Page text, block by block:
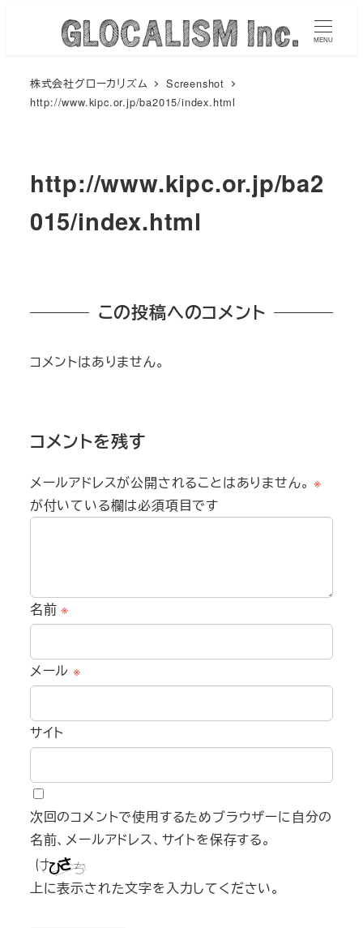
MENU
株式会社グローカリズム
Screenshot
http://www.kipc.or.jp/ba2015/index.html
http://www.kipc.or.jp/ba2
015/index.html
この投稿へのコメント
コメントはありません。
コメントを残す
メールアドレスが公開されることはありません。 ※
が付いている欄は必須項目です
名前※
メール ※
サイト
次回のコメントで使用するためブラウザーに自分の
名前、メールアドレス、サイトを保存する。
上に表示された文字を入力してください。